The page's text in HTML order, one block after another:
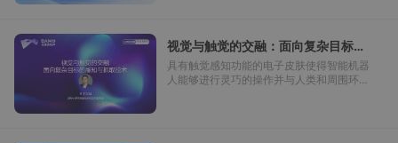
Robotics ER 1.5等行业顶尖模型。 直播亮
点： 深度拆解业界首个具备时空记忆+空间
推理的具身大脑模型 拒绝纸上谈兵！乐云平
台Demo实时演示 顶尖学者连麦共话具身智
视觉与触觉的交融：面向复杂目标的
感知与抓取技术
具有触觉感知功能的电子皮肤使得智能机器
人能够进行灵巧的操作并与人类和周围环境